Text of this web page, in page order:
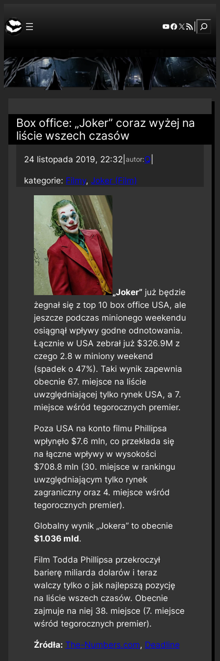
YouTube
Facebook
X RSS Feed
Box office: „Joker” coraz wyżej na
liście wszech czasów
24 listopada 2019, 22:32 autor:Q
kategorie: Filmy, Joker (Film)
„Joker”już będzie
żegnał się z top 10 box office USA, ale
jeszcze podczas minionego weekendu
osiągnął wpływy godne odnotowania.
Łącznie w USA zebrał już $326.9M z
czego 2.8 w miniony weekend
(spadek o 47%). Taki wynik zapewnia
obecnie 67. miejsce na liście
uwzględniającej tylko rynek USA, a 7.
miejsce wśród tegorocznych premier.
Poza USA na konto filmu Phillipsa
wpłynęło $7.6 mln, co przekłada się
na łączne wpływy w wysokości
$708.8 mln (30. miejsce w rankingu
uwzględniającym tylko rynek
zagraniczny oraz 4. miejsce wśród
tegorocznych premier).
Globalny wynik „Jokera” to obecnie
$1.036 mld.
Film Todda Phillipsa przekroczył
barierę miliarda dolarów i teraz
walczy tylko o jak najlepszą pozycję
na liście wszech czasów. Obecnie
zajmuje na niej 38. miejsce (7. miejsce
wśród tegorocznych premier).
Źródła: The-Numbers.com, Deadline